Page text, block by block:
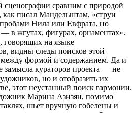
сценографии сравним с природой
как писал Мандельштам, «струи
Нила или Евфрата, но
в жгутах, фигурах, орнаментах».
говорящих на языке
видны следы поисков этой
формой и содержанием. Да и
замысла кураторов проекта — не
но и отобразить их
этот неустанный поиск гармонии.
Марина Азизян, помимо
шьет вручную гобелены и